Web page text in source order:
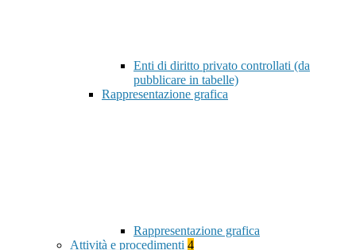
Enti di diritto privato controllati (da
pubblicare in tabelle)
Rappresentazione grafica
Rappresentazione grafica
Attività e procedimenti 4